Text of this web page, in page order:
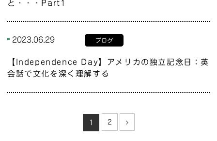
と・・・Part1
2023.06.29 ブログ
【Independence Day】アメリカの独立記念日：英
会話で文化を深く理解する
1 2 ›